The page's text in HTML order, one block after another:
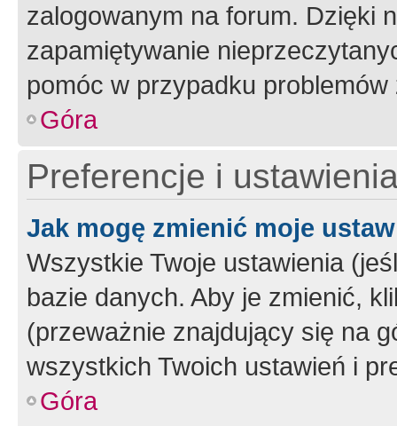
zalogowanym na forum. Dzięki
zapamiętywanie
pomóc w przypadku
Góra
Preferencje i
Jak mogę zmienić moje
Wszystkie Twoje ustawienia
bazie danych. Aby je zmienić,
(przeważnie znajdujący się na
wszystkich Twoich ustawień i
Góra